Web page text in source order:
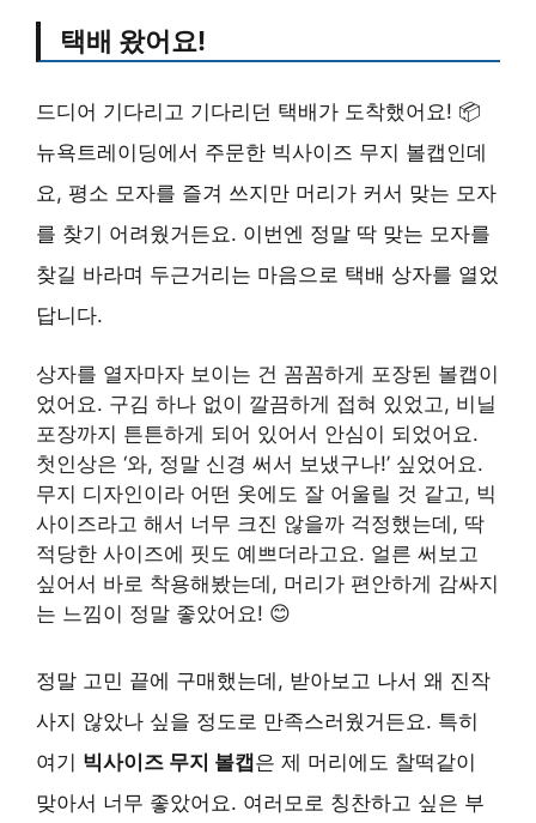
택배 왔어요!
드디어 기다리고 기다리던 택배가 도착했어요! 📦
뉴욕트레이딩에서 주문한 빅사이즈 무지 볼캡인데
요, 평소 모자를 즐겨 쓰지만 머리가 커서 맞는 모자
를 찾기 어려웠거든요. 이번엔 정말 딱 맞는 모자를
찾길 바라며 두근거리는 마음으로 택배 상자를 열었
답니다.
상자를 열자마자 보이는 건 꼼꼼하게 포장된 볼캡이
었어요. 구김 하나 없이 깔끔하게 접혀 있었고, 비닐
포장까지 튼튼하게 되어 있어서 안심이 되었어요.
첫인상은 ‘와, 정말 신경 써서 보냈구나!’ 싶었어요.
무지 디자인이라 어떤 옷에도 잘 어울릴 것 같고, 빅
사이즈라고 해서 너무 크진 않을까 걱정했는데, 딱
적당한 사이즈에 핏도 예쁘더라고요. 얼른 써보고
싶어서 바로 착용해봤는데, 머리가 편안하게 감싸지
는 느낌이 정말 좋았어요! 😊
정말 고민 끝에 구매했는데, 받아보고 나서 왜 진작
사지 않았나 싶을 정도로 만족스러웠거든요. 특히
여기 빅사이즈 무지 볼캡은 제 머리에도 찰떡같이
맞아서 너무 좋았어요. 여러모로 칭찬하고 싶은 부